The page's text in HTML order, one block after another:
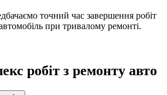
точний час завершення робіт
при тривалому ремонті.
робіт з ремонту авто